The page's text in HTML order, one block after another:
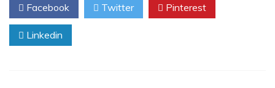
Facebook Twitter Pinterest
Linkedin